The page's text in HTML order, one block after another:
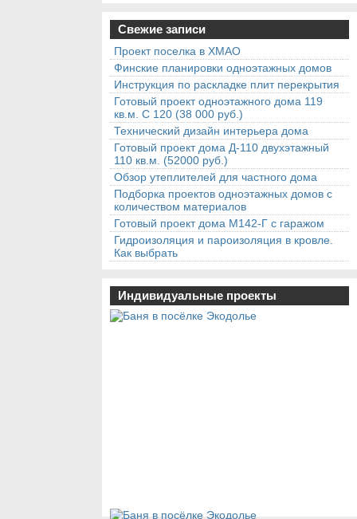
Свежие записи
Проект поселка в ХМАО
Финские планировки одноэтажных домов
Инструкция по раскладке плит перекрытия
Готовый проект одноэтажного дома 119
кв.м. С 120 (38 000 руб.)
Технический дизайн интерьера дома
Готовый проект дома Д-110 двухэтажный
110 кв.м. (52000 руб.)
Обзор утеплителей для частного дома
Подборка проектов одноэтажных домов с
количеством материалов
Готовый проект дома М142-Г с гаражом
Гидроизоляция и пароизоляция в кровле.
Как выбрать
Индивидуальные проекты